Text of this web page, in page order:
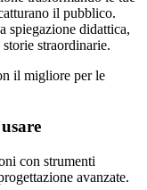
il pubblico.
spiegazione didattica,
straordinarie.
il migliore per le
con strumenti
avanzate.